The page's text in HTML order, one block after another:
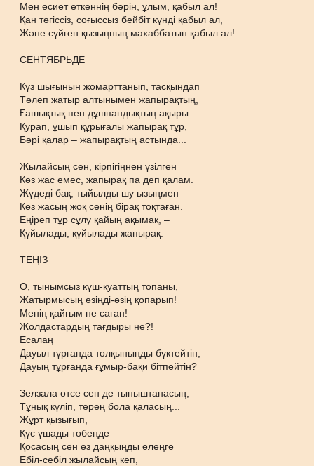
Мен өсиет еткеннің бәрін, ұлым, қабыл ал!
Қан төгіссіз, соғыссыз бейбіт күнді қабыл ал,
Және сүйген қызыңның махаббатын қабыл ал!
СЕНТЯБРЬДЕ
Күз шығынын жомарттанып, тасқындап
Төлеп жатыр алтынымен жапырақтың,
Ғашықтық пен дұшпандықтың ақыры –
Қурап, ұшып құрығалы жапырақ тұр,
Бәрі қалар – жапырақтың астында...
Жылайсың сен, кірпігіңнен үзілген
Көз жас емес, жапырақ па деп қалам.
Жүдеді бақ, тыйылды шу ызыңмен
Көз жасың жоқ сенің бірақ тоқтаған.
Еңіреп тұр сұлу қайың ақымақ, –
Құйылады, құйылады жапырақ.
ТЕҢІЗ
О, тынымсыз күш-қуаттың топаны,
Жатырмысың өзіңді-өзің қопарып!
Менің қайғым не саған!
Жолдастардың тағдыры не?!
Есалаң
Дауыл тұрғанда толқыныңды бүктейтін,
Дауың тұрғанда ғұмыр-бақи бітпейтін?
Зелзала өтсе сен де тыныштанасың,
Тұнық күліп, терең бола қаласың...
Жұрт қызығып,
Құс ұшады төбеңде
Қосасың сен өз даңқыңды өлеңге
Ебіл-себіл жылайсың кеп,